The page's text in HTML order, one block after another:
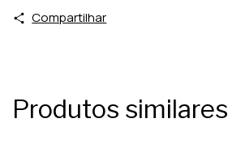
Compartilhar
Produtos similares